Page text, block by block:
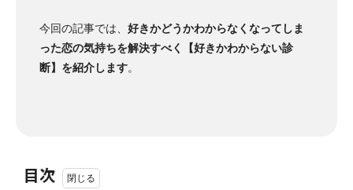
今回の記事では、 好きかどうかわからなくなってしま
った恋の気持ちを解決すべく【好きかわからない診
断】を紹介します。
目次